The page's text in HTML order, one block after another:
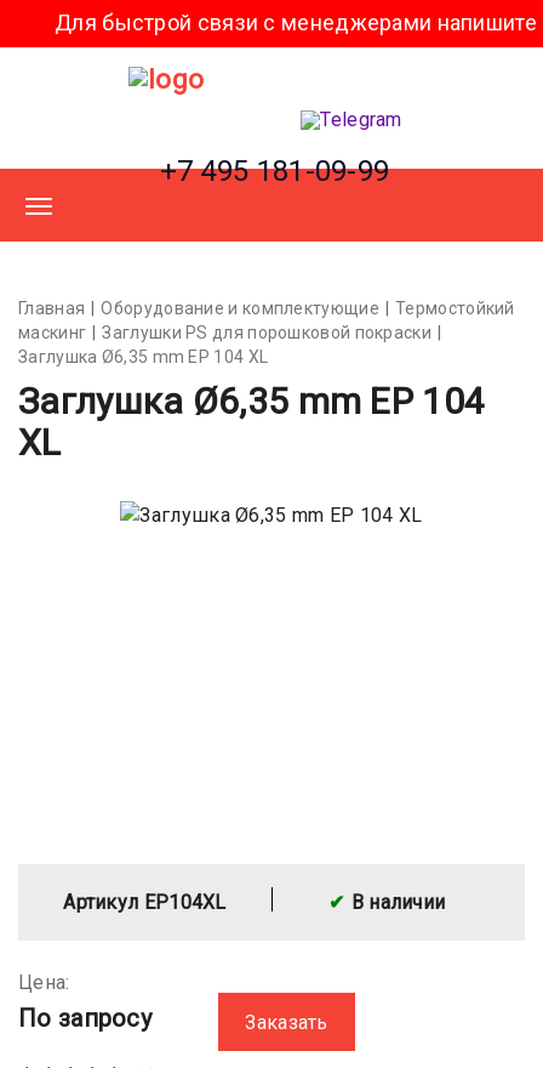
быстрой связи с менеджерами напишите нам в
+7 495 181-09-99
Главная Оборудование и комплектующие
Термостойкий
маскинг
Заглушки PS для порошковой покраски
Заглушка Ø6,35 mm EP 104 XL
Заглушка Ø6,35 mm EP 104
XL
Артикул EP104XL В наличии
Цена:
По запросу Заказать